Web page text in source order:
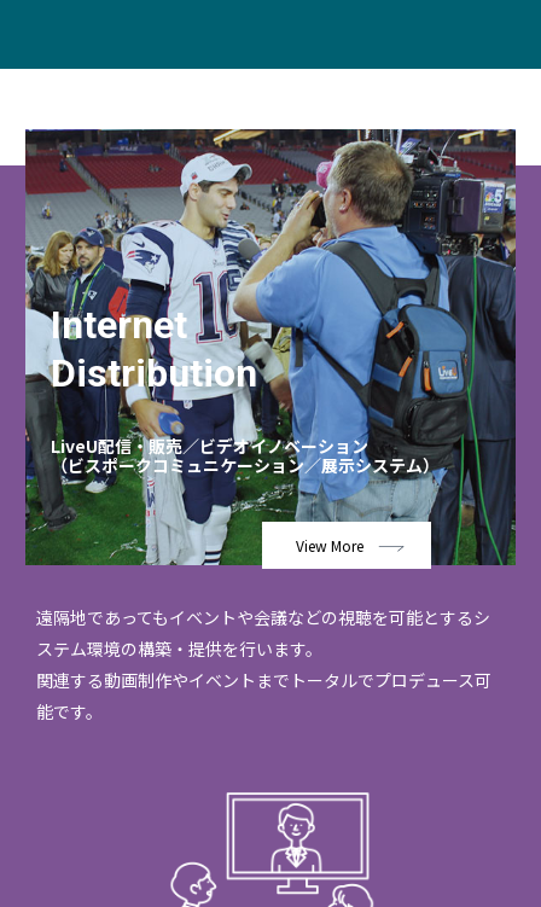
Internet
Distribution
LiveU配信・販売／ビデオイノベーション
（ビスポークコミュニケーション／展示システム）
遠隔地であってもイベントや会議などの視聴を可能とするシ
ステム環境の構築・提供を行います。
関連する動画制作やイベントまでトータルでプロデュース可
能です。
View More